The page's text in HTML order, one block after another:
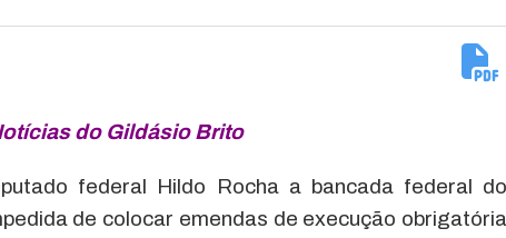
do Gildásio Brito
federal Hildo Rocha a bancada federal do
de colocar emendas de execução obrigatória